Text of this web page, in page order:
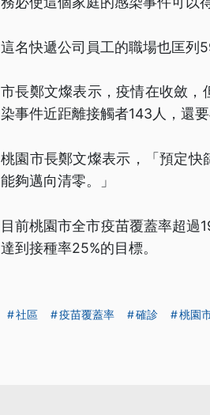
這名快遞公司員工的職場也匡列
市長鄭文燦表示，疫情在收斂
染事件近距離接觸者143人，還要
桃園市長鄭文燦表示，「預定快
能夠邁向清零。」
目前桃園市全市疫苗覆蓋率超過
達到接種率25%的目標。
社區 疫苗覆蓋率 確診 桃園